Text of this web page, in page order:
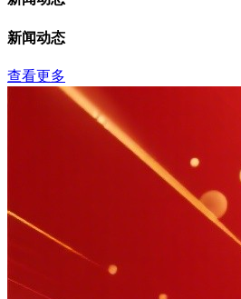
新闻动态
查看更多